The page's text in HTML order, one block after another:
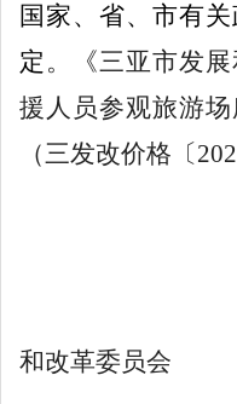
国家、省、市有
定 。《三亚市发
援人员参观旅游场
（三发改价格〔202
和改革委员会